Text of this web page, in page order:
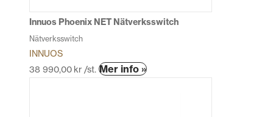
Innuos Phoenix NET Nätverksswitch
Nätverksswitch
INNUOS
38 990,00 kr /st. Mer info »Den